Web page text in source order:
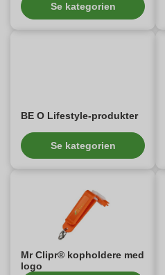
Se kategorien
BE O Lifestyle-produkter
Se kategorien
Mr Clipr® kopholdere med
logo